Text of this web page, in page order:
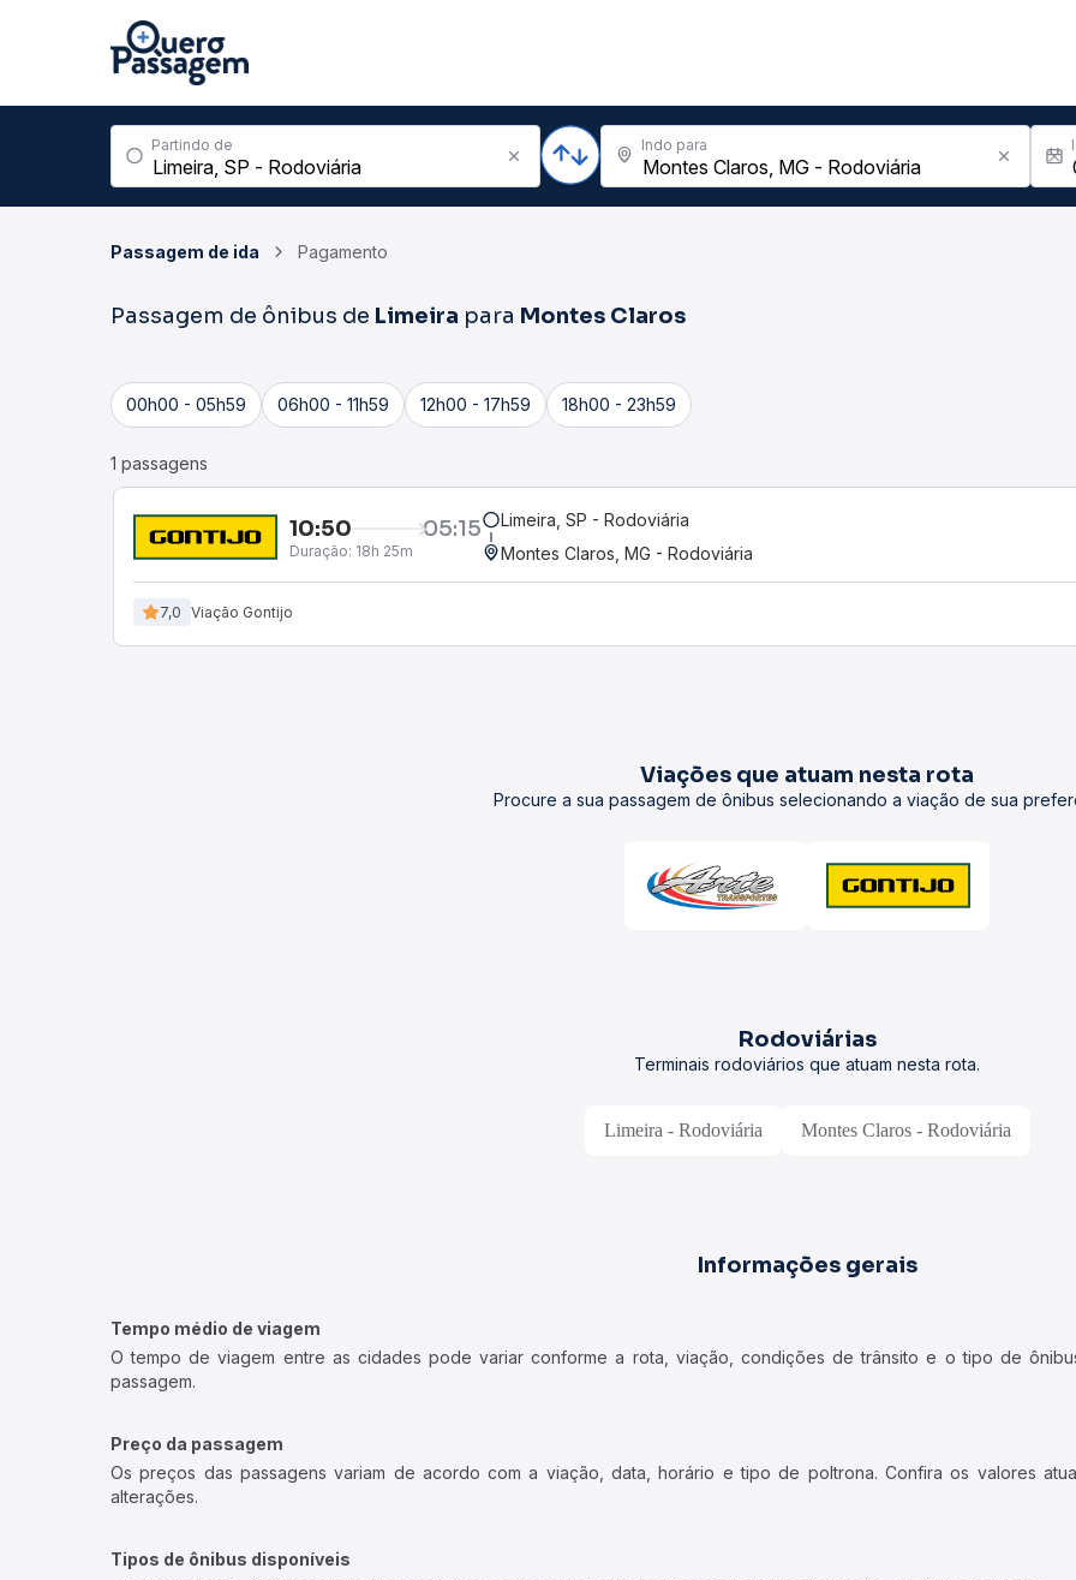
Partindo de Indo para
Passagem de ida Pagamento
Passagem de ônibus de Limeira para Montes Claros
00h00 - 05h59 06h00 - 11h59 12h00 - 17h59 18h00 - 23h59
1 passagens
10:50 05:15
Duração: 18h 25m
Limeira, SP - Rodoviária
Montes Claros, MG - Rodoviária
7,0 Viação Gontijo
Viações que atuam nesta rota
Procure a sua passagem de ônibus selecionando a viação de sua
Rodoviárias
Terminais rodoviários que atuam nesta rota.
Limeira - Rodoviária Montes Claros - Rodoviária
Informações gerais
Tempo médio de viagem
O tempo de viagem entre as cidades pode variar conforme a rota, viação, condições de trânsito e o tipo de
passagem.
Preço da passagem
Os preços das passagens variam de acordo com a viação, data, horário e tipo de poltrona. Confira os valores
alterações.
Tipos de ônibus disponíveis